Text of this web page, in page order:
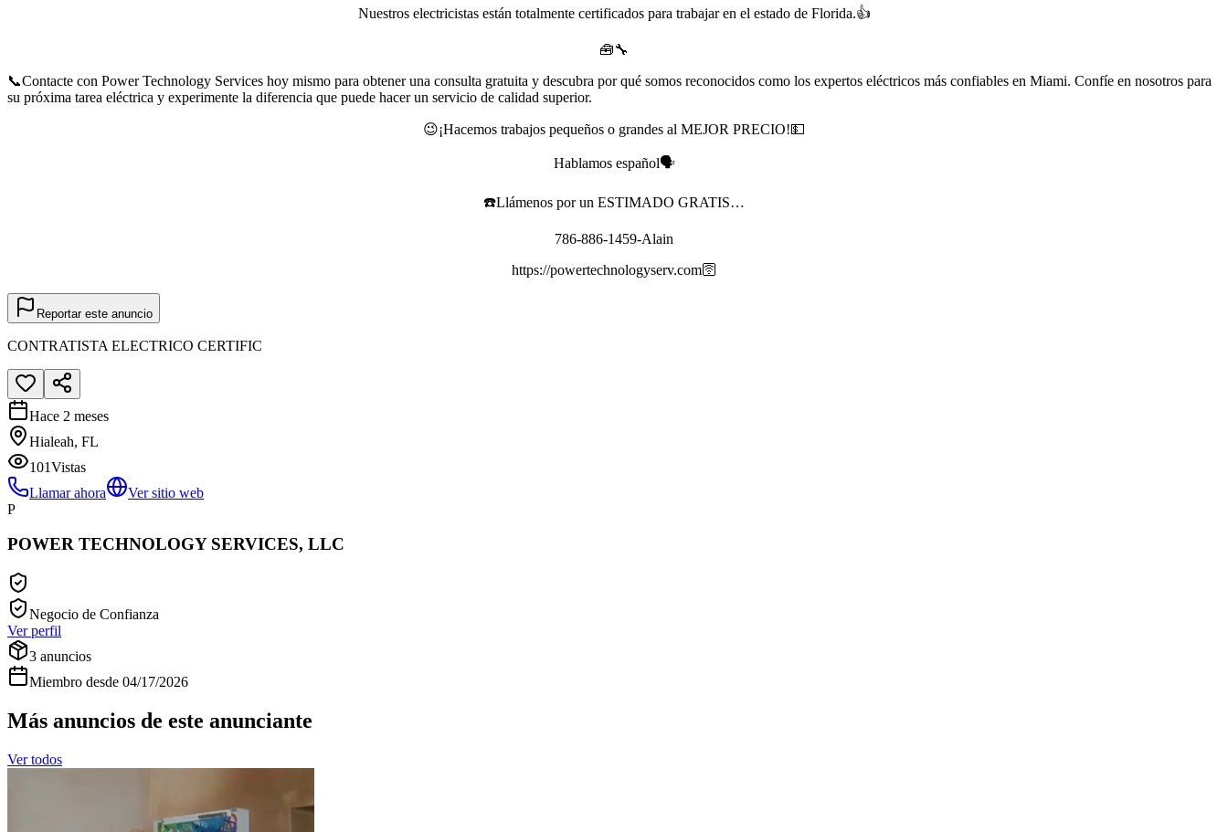
Nuestros electricistas están totalmente certificados para trabajar en el estado de Florida.👍
🧰🔧
📞Contacte con Power Technology Services hoy mismo para obtener una consulta gratuita y descubra por qué somos reconocidos como los expertos eléctricos más confiables en Miami. Confíe en nosotros para
su próxima tarea eléctrica y experimente la diferencia que puede hacer un servicio de calidad superior.
😉¡Hacemos trabajos pequeños o grandes al MEJOR PRECIO!💵
Hablamos español🗣️
☎️Llámenos por un ESTIMADO GRATIS…
786-886-1459-Alain
https://powertechnologyserv.com🛜
Reportar este anuncio
CONTRATISTA ELECTRICO CERTIFIC
Hace 2 meses
Hialeah, FL
101Vistas
Llamar ahora
Ver sitio web
P
POWER TECHNOLOGY SERVICES, LLC
Negocio de Confianza
Ver perfil
3 anuncios
Miembro desde 04/17/2026
Más anuncios de este anunciante
Ver todos